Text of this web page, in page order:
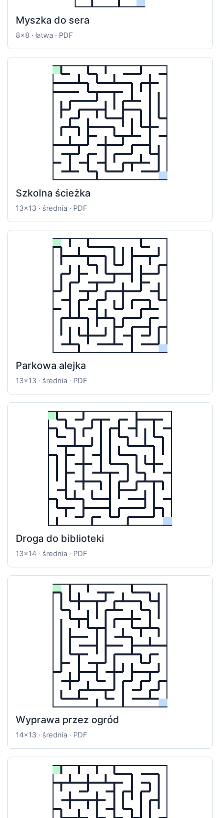
Myszka do sera
8x8 · łatwa · PDF
Szkolna ścieżka
13x13 · średnia · PDF
Parkowa alejka
13x13 · średnia · PDF
Droga do biblioteki
13x14 · średnia · PDF
Wyprawa przez ogród
14x13 · średnia · PDF